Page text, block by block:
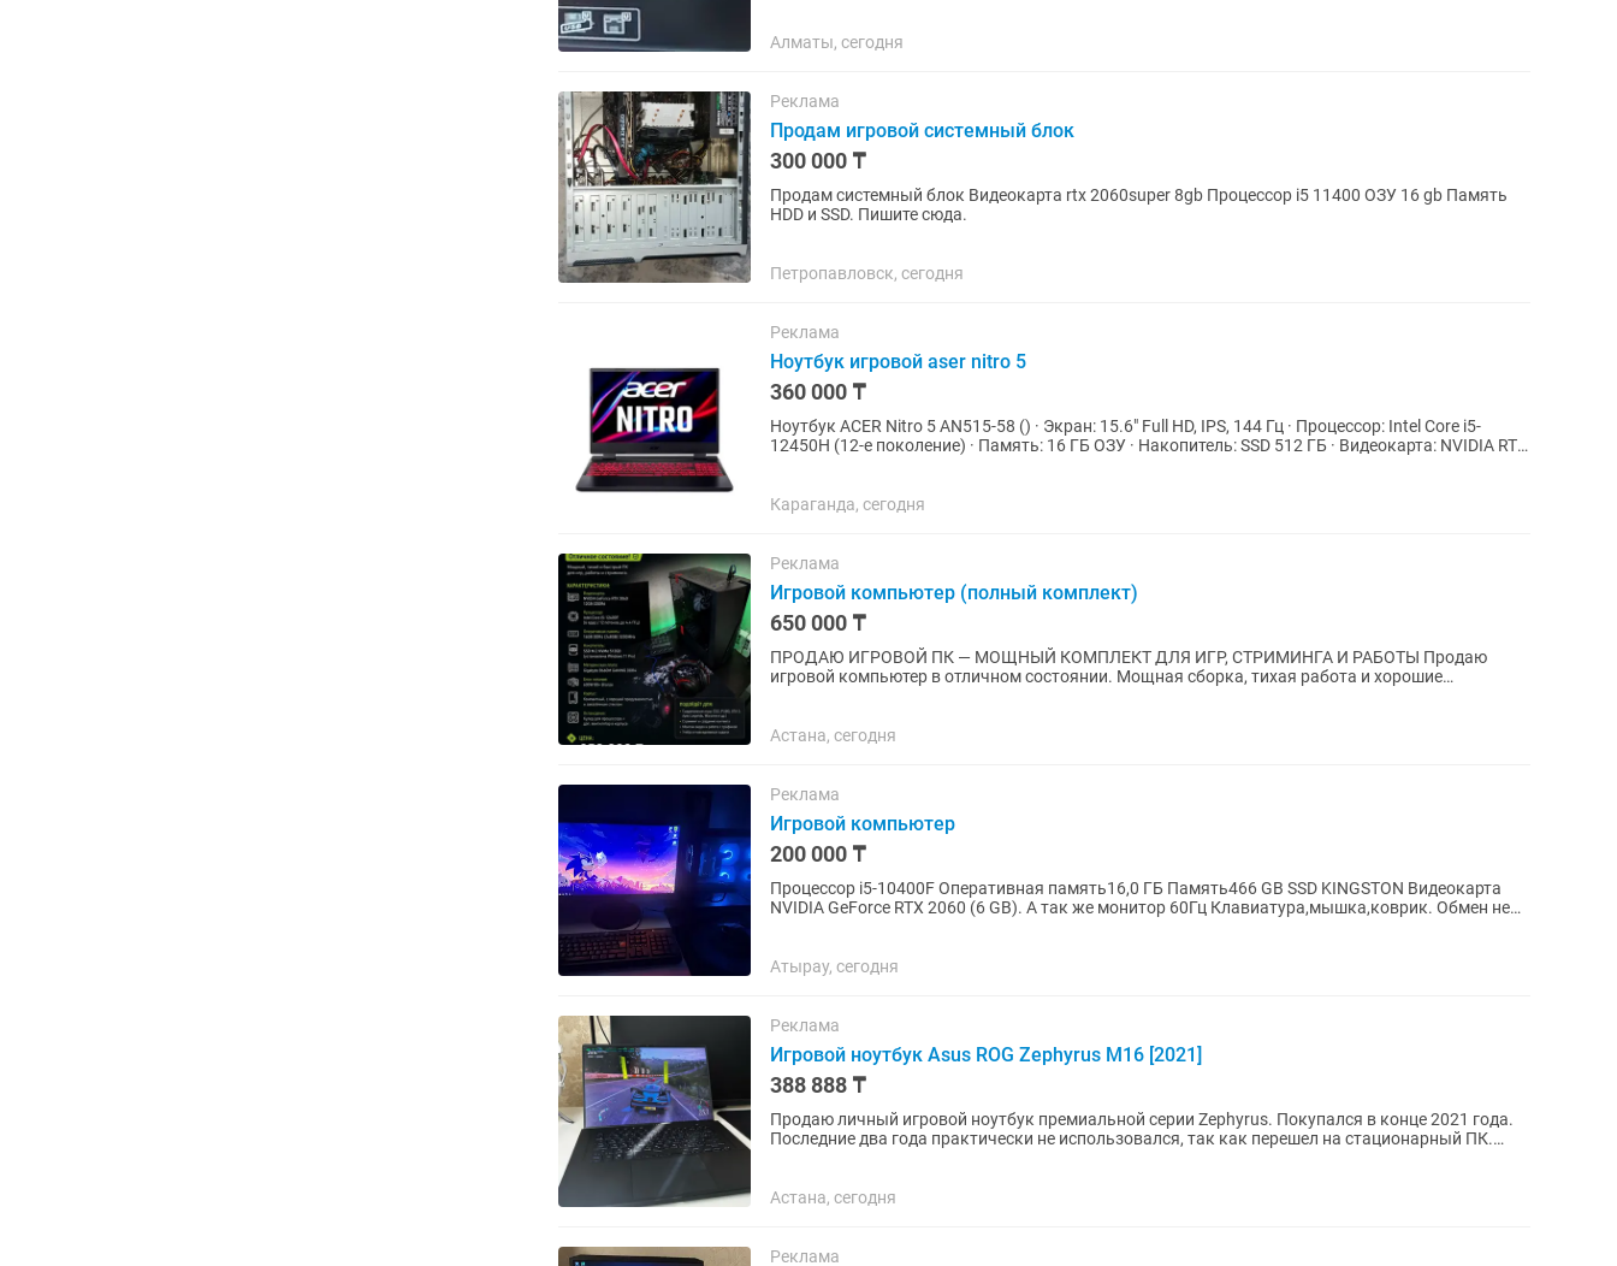
Алматы, сегодня
Реклама
Продам игровой системный блок
300 000 ₸
Продам системный блок Видеокарта rtx 2060super 8gb Процессор i5 11400 ОЗУ 16 gb Память
HDD и SSD. Пишите сюда.
Петропавловск, сегодня
Реклама
Ноутбук игровой aser nitro 5
360 000 ₸
Ноутбук ACER Nitro 5 AN515-58 () · Экран: 15.6" Full HD, IPS, 144 Гц · Процессор: Intel Core i5-
12450H (12-е поколение) · Память: 16 ГБ ОЗУ · Накопитель: SSD 512 ГБ · Видеокарта: NVIDIA RTX
Караганда, сегодня
Реклама
Игровой компьютер (полный комплект)
650 000 ₸
ПРОДАЮ ИГРОВОЙ ПК — МОЩНЫЙ КОМПЛЕКТ ДЛЯ ИГР, СТРИМИНГА И РАБОТЫ Продаю
игровой компьютер в отличном состоянии. Мощная сборка, тихая работа и хорошие
Астана, сегодня
Реклама
Игровой компьютер
200 000 ₸
Процессор i5-10400F Оперативная память16,0 ГБ Память466 GB SSD KINGSTON Видеокарта
NVIDIA GeForce RTX 2060 (6 GB). А так же монитор 60Гц Клавиатура,мышка,коврик. Обмен не
Атырау, сегодня
Реклама
Игровой ноутбук Asus ROG Zephyrus M16 [2021]
388 888 ₸
Продаю личный игровой ноутбук премиальной серии Zephyrus. Покупался в конце 2021 года.
Последние два года практически не использовался, так как перешел на стационарный ПК.
Астана, сегодня
Реклама